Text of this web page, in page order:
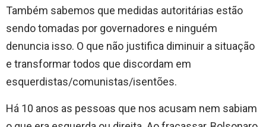
Também sabemos que medidas autoritárias estão
sendo tomadas por governadores e ninguém
denuncia isso. O que não justifica diminuir a situação
e transformar todos que discordam em
esquerdistas/comunistas/isentões.
Há 10 anos as pessoas que nos acusam nem sabiam